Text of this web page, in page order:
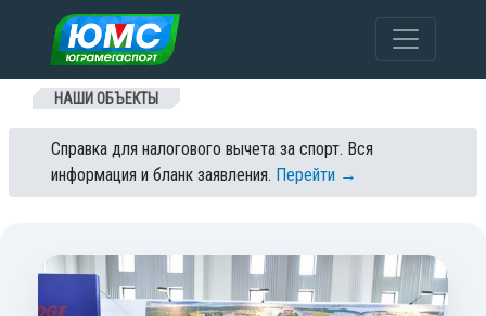
Перейти к содержанию
НАШИ ОБЪЕКТЫ
Справка для налогового вычета за спорт. Вся
информация и бланк заявления. Перейти →